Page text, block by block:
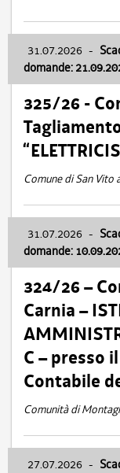
31.07.2026 -
domande:
325/26 -
Comune di San Vito
31.07.2026 -
domande:
324/26 –
Carnia –
C – presso
Contabile
Comunità di
27.07.2026 -